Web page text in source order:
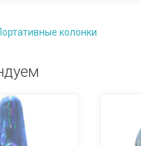
колонки